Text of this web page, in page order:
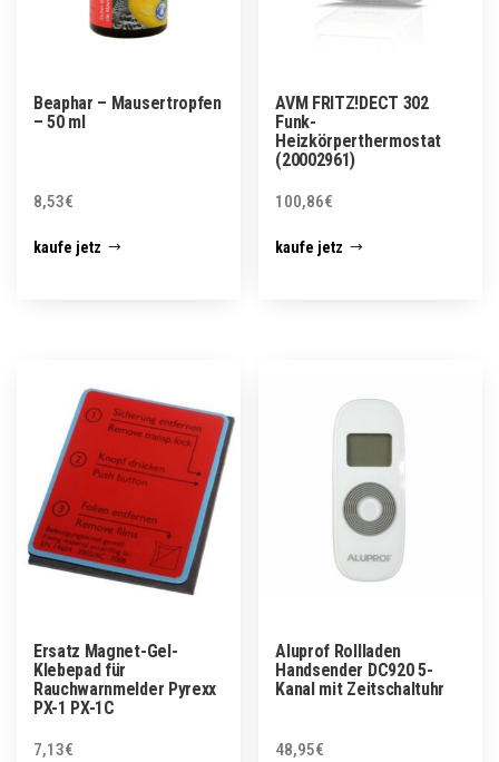
Beaphar – Mausertropfen
– 50 ml
8,53€
kaufe jetz
AVM FRITZ!DECT 302
Funk-
Heizkörperthermostat
(20002961)
100,86€
kaufe jetz
Ersatz Magnet-Gel-
Klebepad für
Rauchwarnmelder Pyrexx
PX-1 PX-1C
7,13€
Aluprof Rollladen
Handsender DC920 5-
Kanal mit Zeitschaltuhr
48,95€